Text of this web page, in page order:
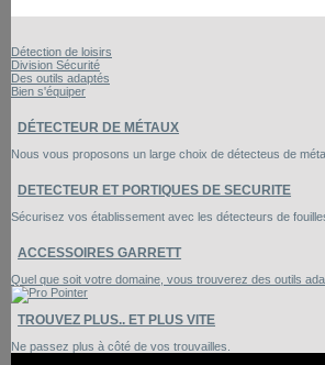
Détection de loisirs
Division Sécurité
Des outils adaptés
Bien s'équiper
DÉTECTEUR DE MÉTAUX
Nous vous proposons un large choix de détecteus de
DETECTEUR ET PORTIQUES DE SECURITE
Sécurisez vos établissement avec les détecteurs de
ACCESSOIRES GARRETT
Quel que soit votre domaine, vous trouverez des outils
TROUVEZ PLUS.. ET PLUS VITE
Ne passez plus à côté de vos trouvailles.